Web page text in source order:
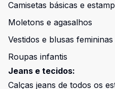
Camisetas básicas e
Moletons e agasalhos
Vestidos e blusas femininas
Roupas infantis
Jeans e tecidos:
Calças jeans de todos os